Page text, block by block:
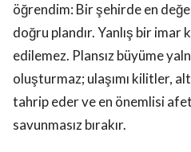
öğrendim: Bir şehirde en
doğru plandır. Yanlış bir imar
edilemez. Plansız büyüme
oluşturmaz; ulaşımı kilitler,
tahrip eder ve en önemlisi
savunmasız bırakır.